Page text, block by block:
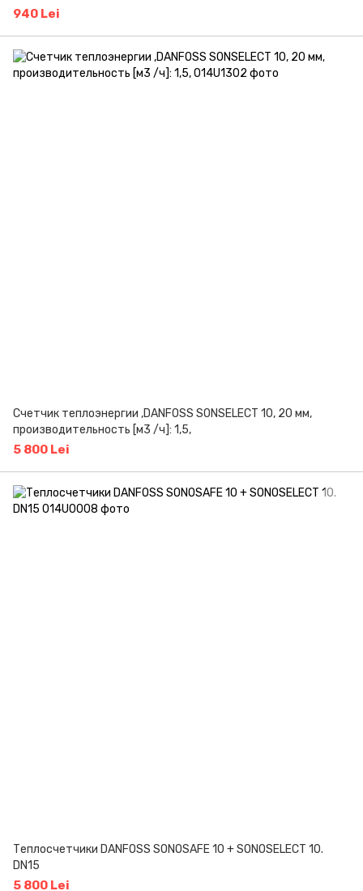
940 Lei
Счетчик теплоэнергии ,DANFOSS SONSELECT 10, 20 мм,
производительность [м3 /ч]: 1,5,
5 800 Lei
Теплосчетчики DANFOSS SONOSAFE 10 + SONOSELECT 10.
DN15
5 800 Lei